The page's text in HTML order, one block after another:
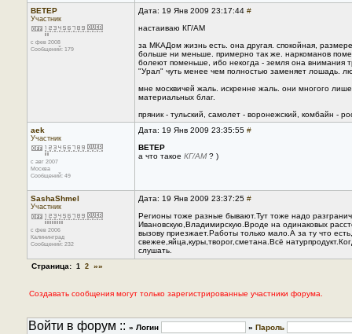
ВЕТЕР
Участник
с фев 2008
Сообщений: 179
Дата: 19 Янв 2009 23:17:44 #
настаиваю КГ/АМ
за МКАДом жизнь есть. она другая. спокойная,
больше ни меньше. примерно так же. наркоманов
болеют поменьше, ибо некогда - земля она внимания
"Урал" чуть менее чем полностью заменяет лошадь.
мне москвичей жаль. искренне жаль. они многого
материальных благ.
пряник - тульский, самолет - воронежский, комбайн -
aek
Участник
с авг 2007
Москва
Сообщений: 49
Дата: 19 Янв 2009 23:35:55 #
ВЕТЕР
а что такое КГ/АМ? )
SashaShmel
Участник
с фев 2006
Калининград
Сообщений: 232
Дата: 19 Янв 2009 23:37:25 #
Регионы тоже разные бывают.Тут тоже надо
Ивановскую,Владимирскую.Вроде на одинаковых
вызову приезжает.Работы только мало.А за ту что
свежее,яйца,куры,творог,сметана.Всё
слушать.
Страница: 1 2 »»
Создавать сообщения могут только зарегистрированные участники форума.
Войти в форум :: » Логин » Пароль